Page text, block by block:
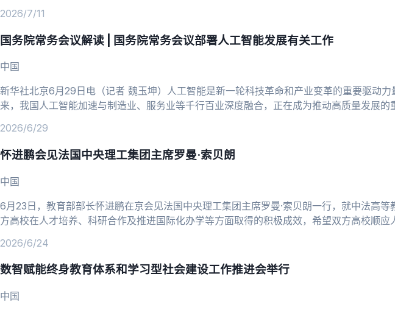
2026/7/11
国务院常务会议解读 | 国务院常务会议部署人工智能发展有关工作
中国
新华社北京6月29日电（记者 魏玉坤）人工智能是新一轮科技革命和产业变革的重要驱动
来，我国人工智能加速与制造业、服务业等千行百业深度融合，正在成为推动高质量发展
2026/6/29
怀进鹏会见法国中央理工集团主席罗曼·索贝朗
中国
6月23日，教育部部长怀进鹏在京会见法国中央理工集团主席罗曼·索贝朗一行，就中法高
方高校在人才培养、科研合作及推进国际化办学等方面取得的积极成效，希望双方高校顺
2026/6/24
数智赋能终身教育体系和学习型社会建设工作推进会举行
中国